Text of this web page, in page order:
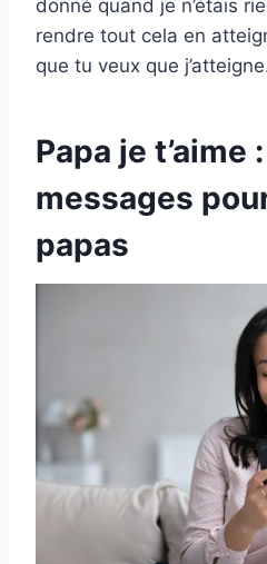
donné quand je n’étais
rendre tout cela en
que tu veux que
Papa je t’aime
messages
papas